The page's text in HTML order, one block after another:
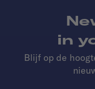
in
Blijf op de